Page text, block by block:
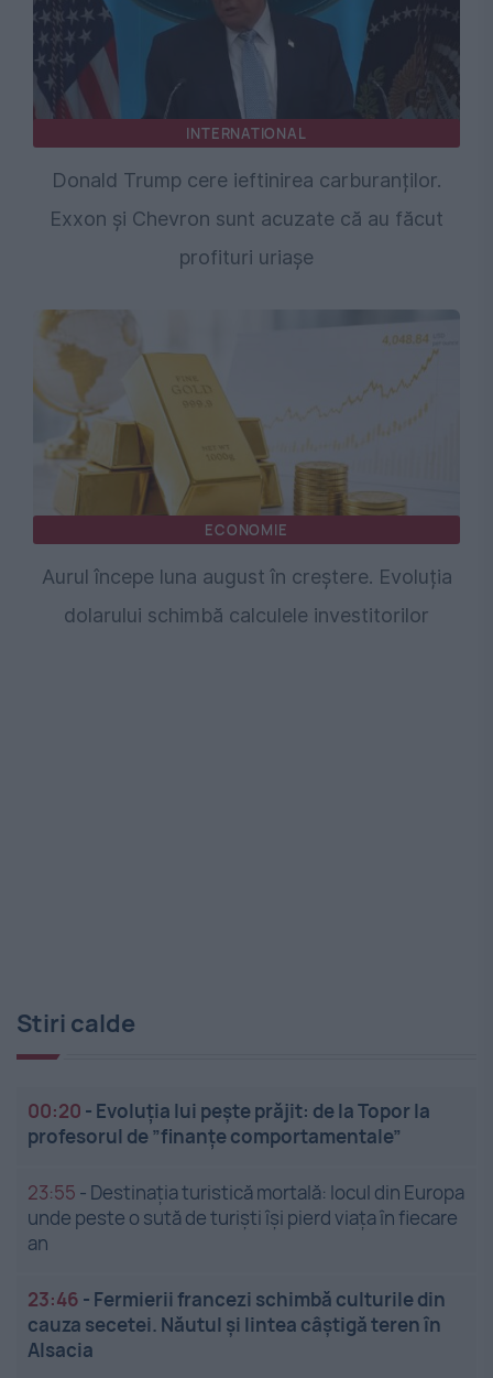
INTERNATIONAL
Donald Trump cere ieftinirea carburanților.
Exxon și Chevron sunt acuzate că au făcut
profituri uriașe
ECONOMIE
Aurul începe luna august în creștere. Evoluția
dolarului schimbă calculele investitorilor
Stiri calde
00:20 - Evoluția lui pește prăjit: de la Topor la
profesorul de ”finanțe comportamentale”
23:55 - Destinația turistică mortală: locul din Europa
unde peste o sută de turiști își pierd viața în fiecare
an
23:46 - Fermierii francezi schimbă culturile din
cauza secetei. Năutul și lintea câștigă teren în
Alsacia